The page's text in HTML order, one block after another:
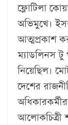
ফ্লোটিলা
অভিমুখে।
আত্মপ্রকাশ
ম্যাডলিনস টু
নিয়েছিল।
দেশের